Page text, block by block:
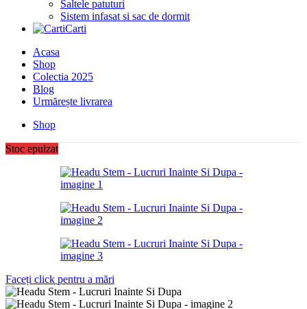
Saltele patuturi
Sistem infasat si sac de dormit
Carti
Acasa
Shop
Colectia 2025
Blog
Urmărește livrarea
Shop
Stoc epuizat
Faceți click pentru a mări